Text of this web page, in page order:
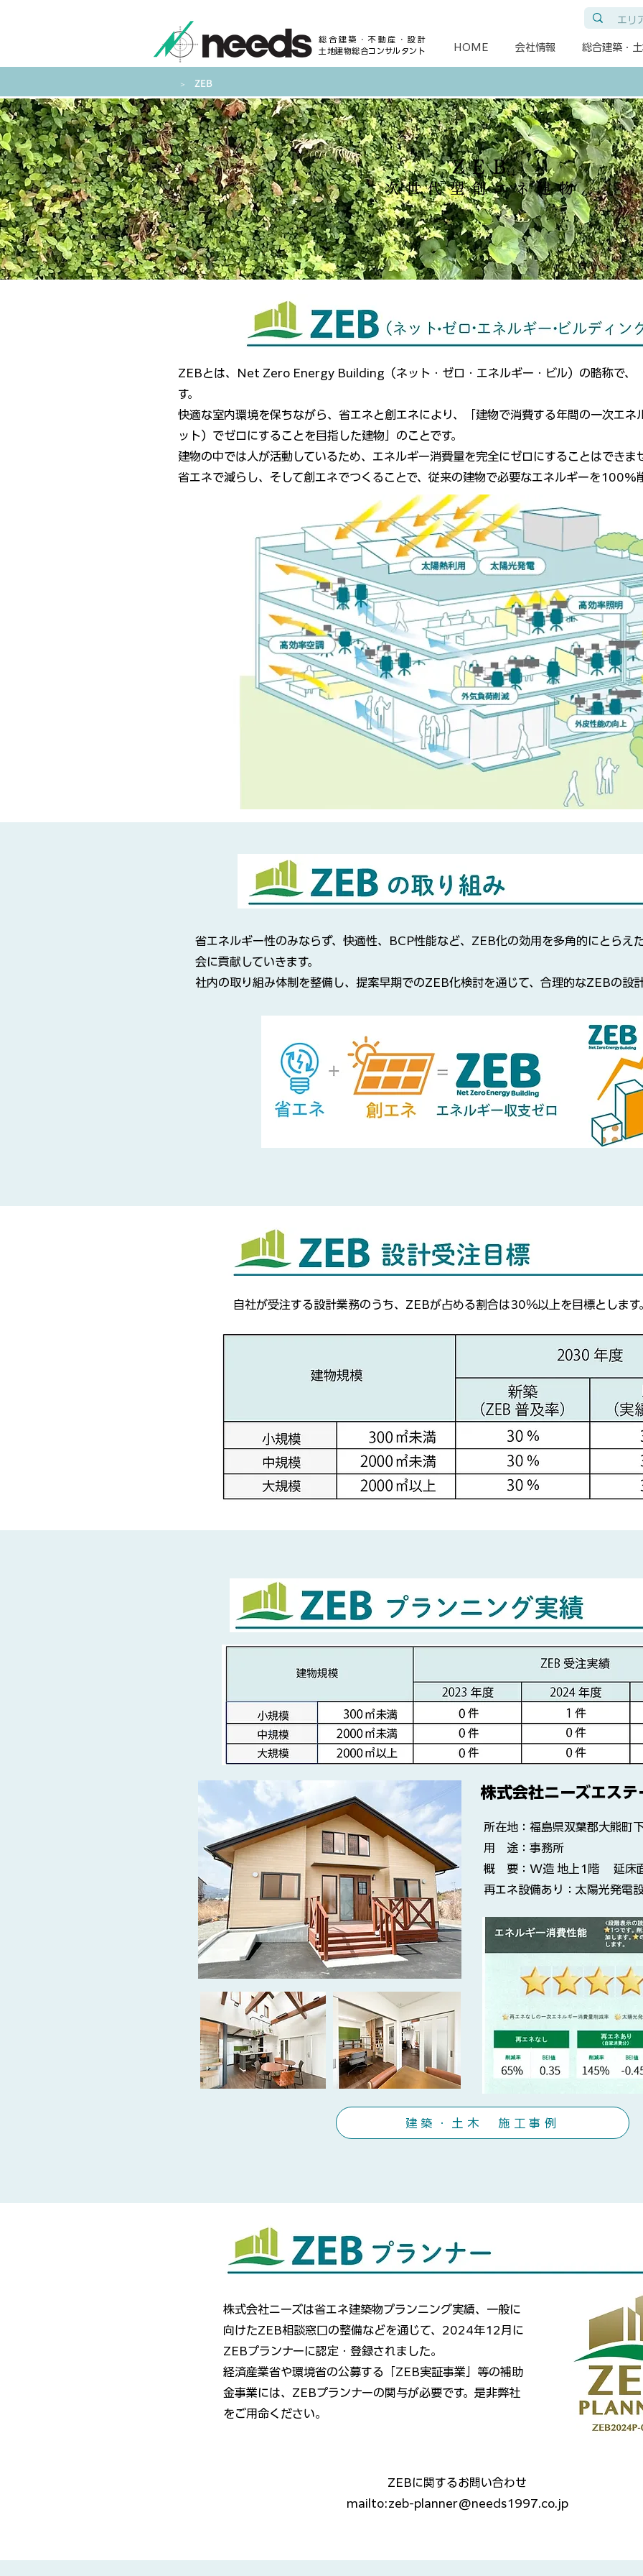
総合建築・不動産・設計
土地建物総合コンサルタント
HOME 会社情報 総合建築・
​＞ ZEB
ZEB
次世代型創エネ建物
ZEBとは、Net Zero Energy Building（ネット・ゼロ・エネルギー・ビル）の略称で、
す。
快適な室内環境を保ちながら、省エネと創エネにより、「建物で消費する年間の一次エネ
ット）でゼロにすることを目指した建物」のことです。
建物の中では人が活動しているため、エネルギー消費量を完全にゼロにすることはできま
省エネで減らし、そして創エネでつくることで、従来の建物で必要なエネルギーを100%
省エネルギー性のみならず、快適性、BCP性能など、ZEB化の効用を多角的にとらえ
会に貢献していきます。
社内の取り組み体制を整備し、提案早期でのZEB化検討を通じて、合理的なZEBの設
自社が受注する設計業務のうち、ZEBが占める割合は30％以上を目標とします
株式会社ニーズエス
所在地：福島県双葉郡大熊町
用 途：事務所
概 要：W造 地上1階 延床
再エネ設備あり：太陽光発電
建築・土木 施工事例
株式会社ニーズは省エネ建築物プランニング実績、一般に
向けたZEB相談窓口の整備などを通じて、2024年12月に
ZEBプランナーに認定・登録されました。
経済産業省や環境省の公募する「ZEB実証事業」等の補助
金事業には、ZEBプランナーの関与が必要です。是非弊社
をご用命ください。
ZEBに関するお問い合わせ
mailto:zeb-planner@needs1997.co.jp